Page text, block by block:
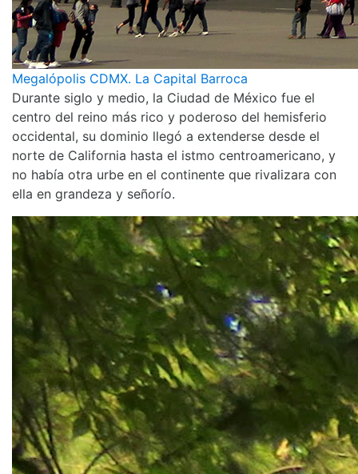
Megalópolis CDMX. La Capital Barroca
Durante siglo y medio, la Ciudad de México fue el
centro del reino más rico y poderoso del hemisferio
occidental, su dominio llegó a extenderse desde el
norte de California hasta el istmo centroamericano, y
no había otra urbe en el continente que rivalizara con
ella en grandeza y señorío.